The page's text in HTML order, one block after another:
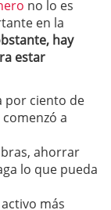
no lo es
en la
hay
estar
por ciento de
a
ahorrar
lo que pueda
más